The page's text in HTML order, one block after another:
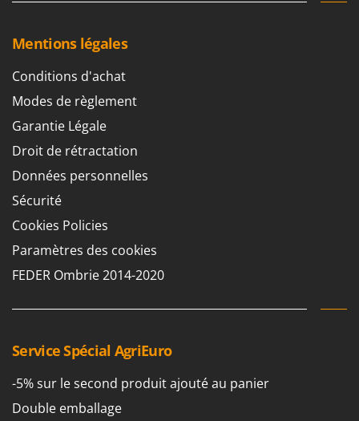
Mentions légales
Conditions d'achat
Modes de règlement
Garantie Légale
Droit de rétractation
Données personnelles
Sécurité
Cookies Policies
Paramètres des cookies
FEDER Ombrie 2014-2020
Service Spécial AgriEuro
-5% sur le second produit ajouté au panier
Double emballage